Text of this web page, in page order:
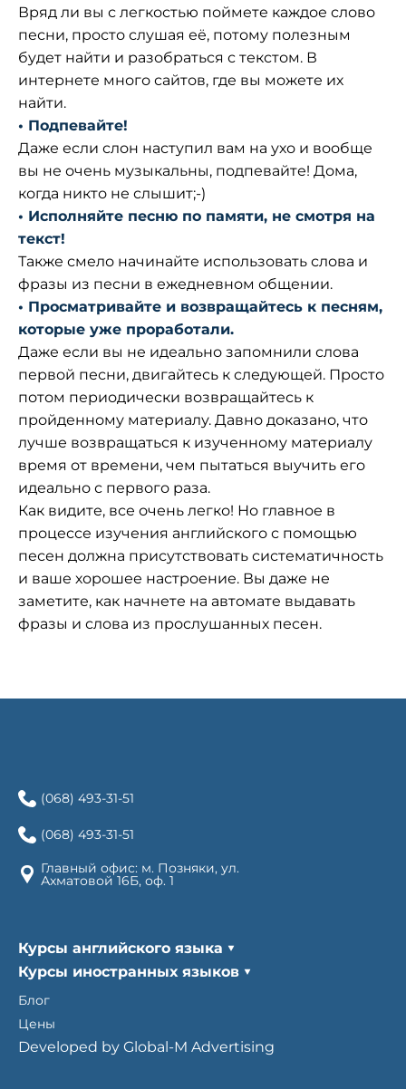
Вряд ли вы с легкостью поймете каждое слово
песни, просто слушая её, потому полезным
будет найти и разобраться с текстом. В
интернете много сайтов, где вы можете их
найти.
• Подпевайте!
Даже если слон наступил вам на ухо и вообще
вы не очень музыкальны, подпевайте! Дома,
когда никто не слышит;-)
• Исполняйте песню по памяти, не смотря на
текст!
Также смело начинайте использовать слова и
фразы из песни в ежедневном общении.
• Просматривайте и возвращайтесь к песням,
которые уже проработали.
Даже если вы не идеально запомнили слова
первой песни, двигайтесь к следующей. Просто
потом периодически возвращайтесь к
пройденному материалу. Давно доказано, что
лучше возвращаться к изученному материалу
время от времени, чем пытаться выучить его
идеально с первого раза.
Как видите, все очень легко! Но главное в
процессе изучения английского с помощью
песен должна присутствовать систематичность
и ваше хорошее настроение. Вы даже не
заметите, как начнете на автомате выдавать
фразы и слова из прослушанных песен.
(068) 493-31-51
(068) 493-31-51
Главный офис: м. Позняки, ул.
Ахматовой 16Б, оф. 1
Курсы английского языка
Курсы иностранных языков
Блог
Цены
Developed by Global-M Advertising